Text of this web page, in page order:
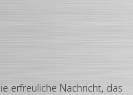
erfreuliche Nachricht, das